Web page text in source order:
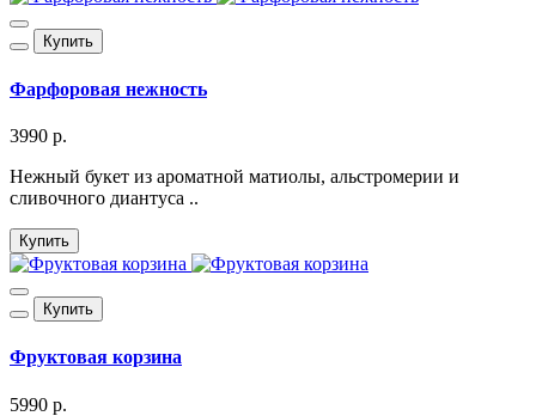
Купить
Фарфоровая нежность
3990 р.
Нежный букет из ароматной матиолы, альстромерии и
сливочного диантуса ..
Купить
Купить
Фруктовая корзина
5990 р.